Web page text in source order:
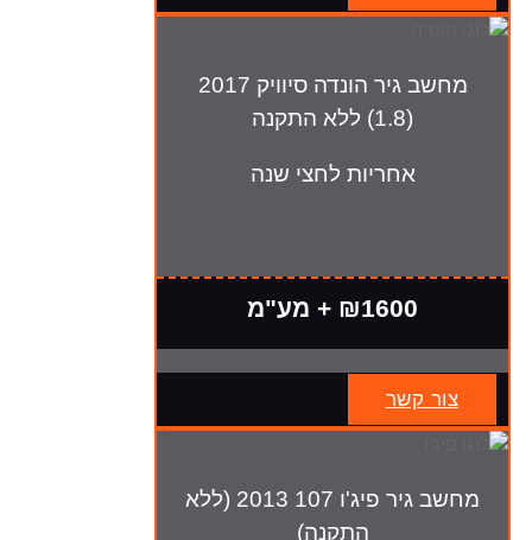
מחשב גיר הונדה סיוויק 2017
(1.8) ללא התקנה
אחריות לחצי שנה
₪1600 + מע"מ
צור קשר
מחשב גיר פיג'ו 107 2013 (ללא
התקנה)